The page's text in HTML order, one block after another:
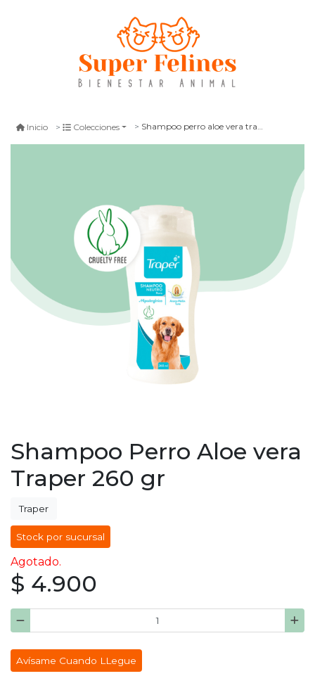
Inicio Colecciones Shampoo perro aloe vera traper 260 gr
Shampoo Perro Aloe vera
Traper 260 gr
Traper
Stock por sucursal
Agotado.
$ 4.900
Avísame Cuando LLegue